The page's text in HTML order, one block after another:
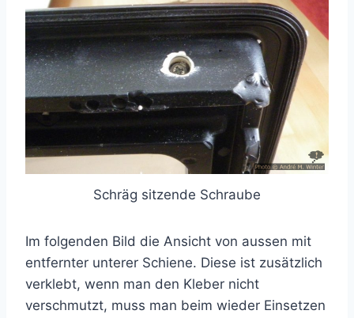
Schräg sitzende Schraube
Im folgenden Bild die Ansicht von aussen mit
entfernter unterer Schiene. Diese ist zusätzlich
verklebt, wenn man den Kleber nicht
verschmutzt, muss man beim wieder Einsetzen